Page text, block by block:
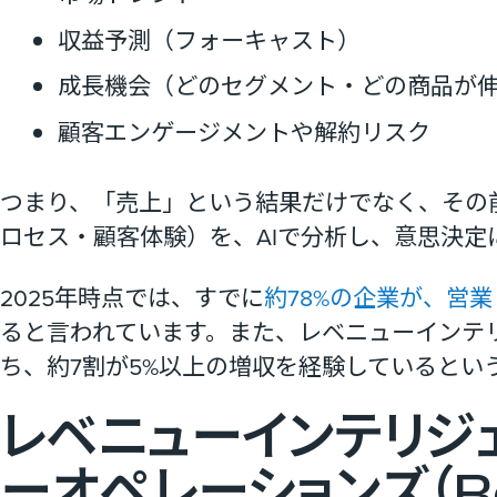
収益予測（フォーキャスト）
成長機会（どのセグメント・どの商品が
顧客エンゲージメントや解約リスク
つまり、「売上」という結果だけでなく、そ
ロセス・顧客体験）を、AIで分析し、意思決
2025年時点では、すでに約78%の企業が、営
ると言われています。また、レベニューイン
ち、約7割が5%以上の増収を経験しているとい
レベニューインテリジ